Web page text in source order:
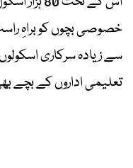
تعلیمی اداروں کے